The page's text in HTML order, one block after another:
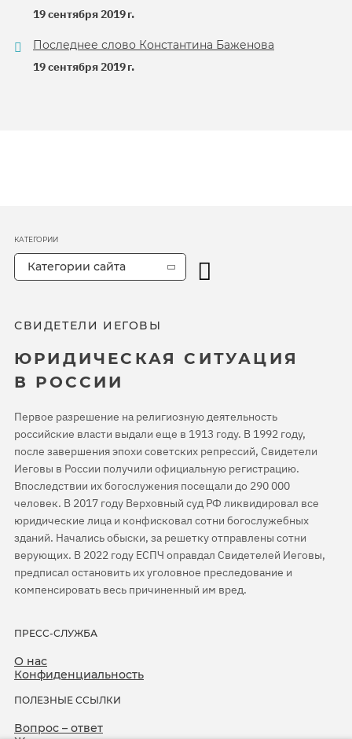
19 сентября 2019 г.
Последнее слово Константина Баженова
19 сентября 2019 г.
СВИДЕТЕЛИ ИЕГОВЫ
ЮРИДИЧЕСКАЯ СИТУАЦИЯ
В РОССИИ
Первое разрешение на религиозную деятельность
российские власти выдали еще в 1913 году. В 1992 году,
после завершения эпохи советских репрессий, Свидетели
Иеговы в России получили официальную регистрацию.
Впоследствии их богослужения посещали до 290 000
человек. В 2017 году Верховный суд РФ ликвидировал все
юридические лица и конфисковал сотни богослужебных
зданий. Начались обыски, за решетку отправлены сотни
верующих. В 2022 году ЕСПЧ оправдал Свидетелей Иеговы,
предписал остановить их уголовное преследование и
компенсировать весь причиненный им вред.
ПРЕСС-СЛУЖБА
О нас
Конфиденциальность
ПОЛЕЗНЫЕ ССЫЛКИ
Вопрос – ответ
КАТЕГОРИИ
Категории сайта